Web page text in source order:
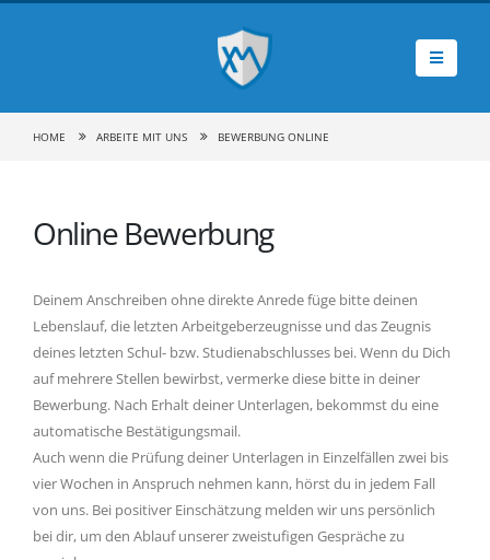
HOME ARBEITE MIT UNS BEWERBUNG ONLINE
Online Bewerbung
Deinem Anschreiben ohne direkte Anrede füge bitte deinen
Lebenslauf, die letzten Arbeitgeberzeugnisse und das Zeugnis
deines letzten Schul- bzw. Studienabschlusses bei. Wenn du Dich
auf mehrere Stellen bewirbst, vermerke diese bitte in deiner
Bewerbung. Nach Erhalt deiner Unterlagen, bekommst du eine
automatische Bestätigungsmail.
Auch wenn die Prüfung deiner Unterlagen in Einzelfällen zwei bis
vier Wochen in Anspruch nehmen kann, hörst du in jedem Fall
von uns. Bei positiver Einschätzung melden wir uns persönlich
bei dir, um den Ablauf unserer zweistufigen Gespräche zu